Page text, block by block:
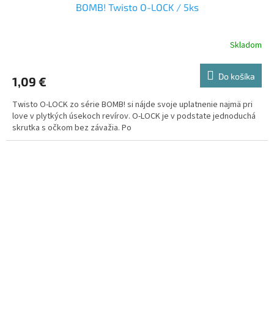
BOMB! Twisto O-LOCK / 5ks
Skladom
1,09 € Do košíka
Twisto O-LOCK zo série BOMB! si nájde svoje uplatnenie najmä pri
love v plytkých úsekoch revírov. O-LOCK je v podstate jednoduchá
skrutka s očkom bez závažia. Po